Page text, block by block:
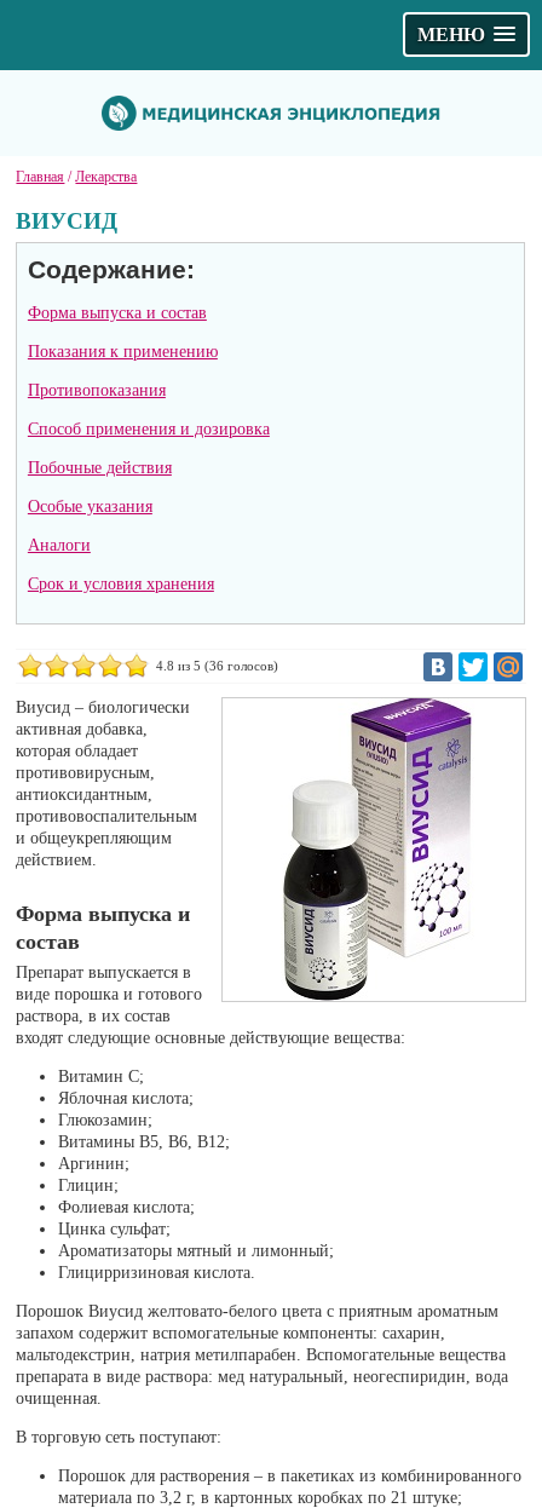
МЕНЮ
Главная /Лекарства
ВИУСИД
Содержание:
Форма выпуска и состав
Показания к применению
Противопоказания
Способ применения и дозировка
Побочные действия
Особые указания
Аналоги
Срок и условия хранения
4.8 из 5 (36 голосов)
Виусид – биологически
активная добавка,
которая обладает
противовирусным,
антиоксидантным,
противовоспалительным
и общеукрепляющим
действием.
Форма выпуска и
состав
Препарат выпускается в
виде порошка и готового
раствора, в их состав
входят следующие основные действующие вещества:
Витамин C;
Яблочная кислота;
Глюкозамин;
Витамины B5, B6, B12;
Аргинин;
Глицин;
Фолиевая кислота;
Цинка сульфат;
Ароматизаторы мятный и лимонный;
Глицирризиновая кислота.
Порошок Виусид желтовато-белого цвета с приятным ароматным
запахом содержит вспомогательные компоненты: сахарин,
мальтодекстрин, натрия метилпарабен. Вспомогательные вещества
препарата в виде раствора: мед натуральный, неогеспиридин, вода
очищенная.
В торговую сеть поступают:
Порошок для растворения – в пакетиках из комбинированного
материала по 3,2 г, в картонных коробках по 21 штуке;